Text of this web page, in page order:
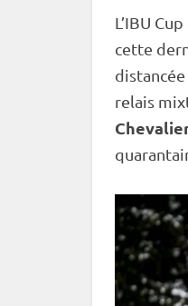
L’IBU Cup
cette
relais